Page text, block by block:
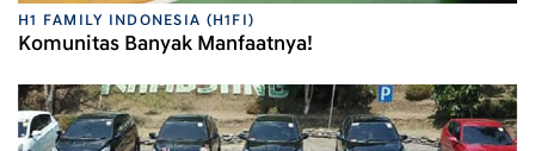
H1 FAMILY INDONESIA (H1FI)
Komunitas Banyak Manfaatnya!